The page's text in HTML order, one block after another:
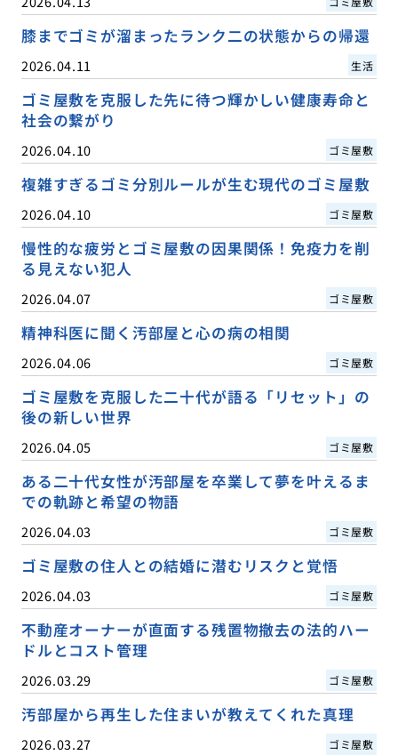
膝までゴミが溜まったランク二の状態からの帰還
2026.04.11 生活
ゴミ屋敷を克服した先に待つ輝かしい健康寿命と
社会の繋がり
2026.04.10 ゴミ屋敷
複雑すぎるゴミ分別ルールが生む現代のゴミ屋敷
2026.04.10 ゴミ屋敷
慢性的な疲労とゴミ屋敷の因果関係！免疫力を削
る見えない犯人
2026.04.07 ゴミ屋敷
精神科医に聞く汚部屋と心の病の相関
2026.04.06 ゴミ屋敷
ゴミ屋敷を克服した二十代が語る「リセット」の
後の新しい世界
2026.04.05 ゴミ屋敷
ある二十代女性が汚部屋を卒業して夢を叶えるま
での軌跡と希望の物語
2026.04.03 ゴミ屋敷
ゴミ屋敷の住人との結婚に潜むリスクと覚悟
2026.04.03 ゴミ屋敷
不動産オーナーが直面する残置物撤去の法的ハー
ドルとコスト管理
2026.03.29 ゴミ屋敷
汚部屋から再生した住まいが教えてくれた真理
2026.03.27 ゴミ屋敷